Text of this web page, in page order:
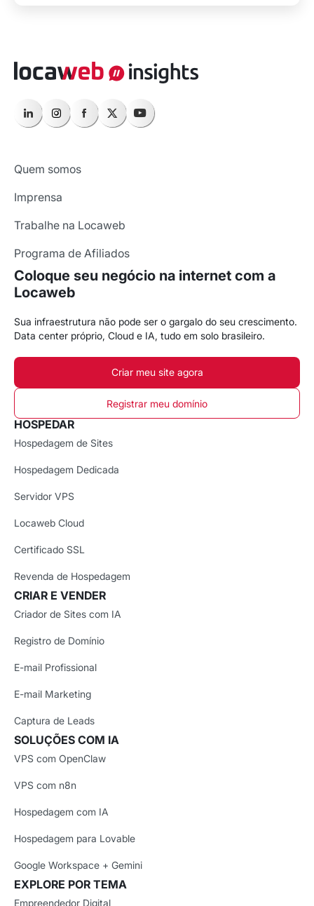
Quem somos
Imprensa
Trabalhe na Locaweb
Programa de Afiliados
Coloque seu negócio na internet com a
Locaweb
Sua infraestrutura não pode ser o gargalo do seu crescimento.
Data center próprio, Cloud e IA, tudo em solo brasileiro.
Criar meu site agora
Registrar meu domínio
HOSPEDAR
Hospedagem de Sites
Hospedagem Dedicada
Servidor VPS
Locaweb Cloud
Certificado SSL
Revenda de Hospedagem
CRIAR E VENDER
Criador de Sites com IA
Registro de Domínio
E-mail Profissional
E-mail Marketing
Captura de Leads
SOLUÇÕES COM IA
VPS com OpenClaw
VPS com n8n
Hospedagem com IA
Hospedagem para Lovable
Google Workspace + Gemini
EXPLORE POR TEMA
Empreendedor Digital